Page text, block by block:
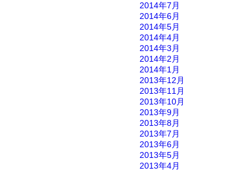
2014年7月
2014年6月
2014年5月
2014年4月
2014年3月
2014年2月
2014年1月
2013年12月
2013年11月
2013年10月
2013年9月
2013年8月
2013年7月
2013年6月
2013年5月
2013年4月